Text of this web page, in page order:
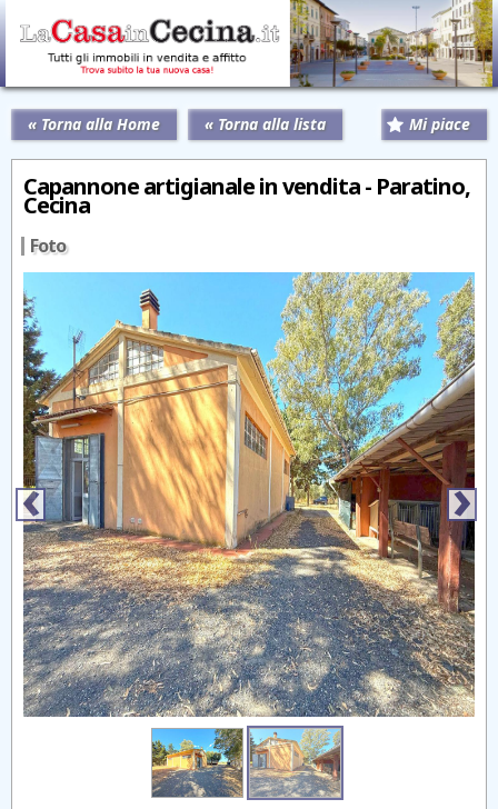
« Torna alla Home « Torna alla lista Mi piace
Capannone artigianale in vendita - Paratino,
Cecina
Foto
‹ ›